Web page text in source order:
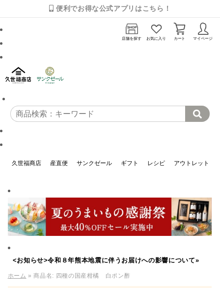
便利でお得な公式アプリはこちら！
店舗を探す お気に入り カート マイページ
久世福商店 産直便 サンクゼール ギフト レシピ アウトレット
<お知らせ>令和８年熊本地震に伴うお届けへの影響について»
ホーム » 商品名: 四種の国産柑橘 白ポン酢